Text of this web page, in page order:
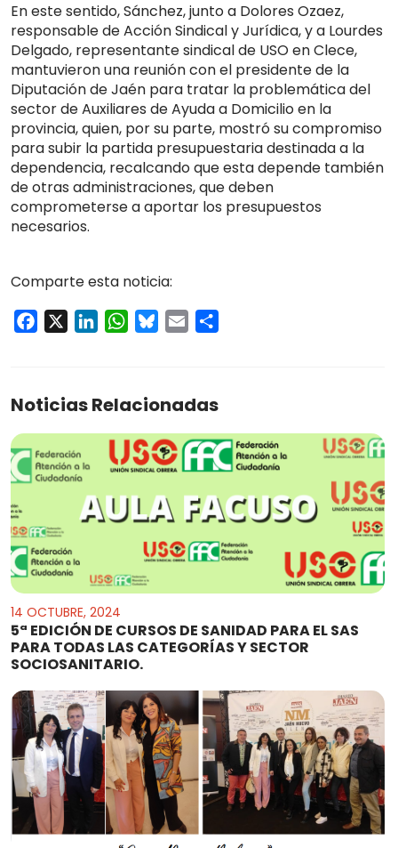
En este sentido, Sánchez, junto a Dolores Ozaez,
responsable de Acción Sindical y Jurídica, y a Lourdes
Delgado, representante sindical de USO en Clece,
mantuvieron una reunión con el presidente de la
Diputación de Jaén para tratar la problemática del
sector de Auxiliares de Ayuda a Domicilio en la
provincia, quien, por su parte, mostró su compromiso
para subir la partida presupuestaria destinada a la
dependencia, recalcando que esta depende también
de otras administraciones, que deben
comprometerse a aportar los presupuestos
necesarios.
Comparte esta noticia:
Facebook LinkedInWhatsApp
Bluesky
Email
Noticias Relacionadas
14 OCTUBRE, 2024
5ª EDICIÓN DE CURSOS DE SANIDAD PARA EL SAS
PARA TODAS LAS CATEGORÍAS Y SECTOR
SOCIOSANITARIO.